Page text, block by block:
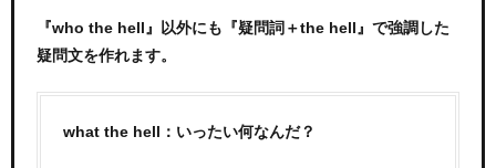
『who the hell』以外にも『疑問詞＋the hell』で強調した
疑問文を作れます。
what the hell：いったい何なんだ？